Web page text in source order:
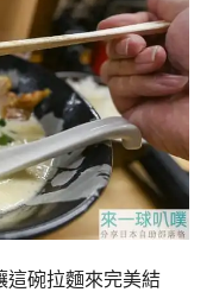
這碗拉麵來完美結